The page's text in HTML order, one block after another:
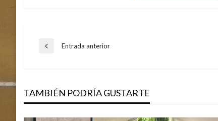
Navegación
entradas
Entrada
Entrada anterior
TAMBIÉN PODRÍA GUSTARTE